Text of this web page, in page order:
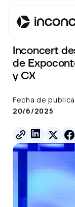
Ver todos
Inconcert
de
y CX
Fecha de
20/6/2025